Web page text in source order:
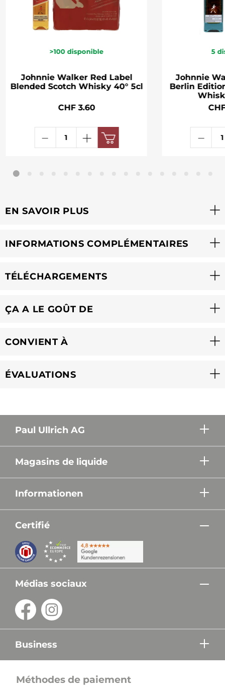
>100 disponible
Johnnie Walker Red Label
Blended Scotch Whisky 40° 5cl
CHF 3.60
5
Johnnie
Berlin
EN SAVOIR PLUS
INFORMATIONS COMPLÉMENTAIRES
TÉLÉCHARGEMENTS
ÇA A LE GOÛT DE
CONVIENT À
ÉVALUATIONS
Paul Ullrich AG
Magasins de liquide
Informationen
Certifié
Médias sociaux
Business
Méthodes de paiement